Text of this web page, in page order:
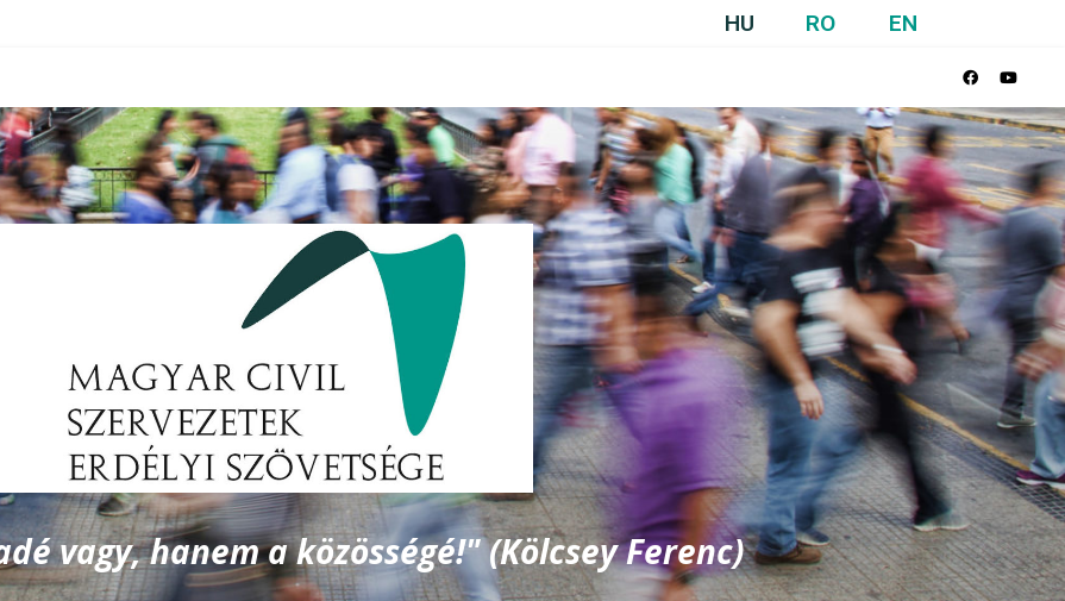
HU RO EN
vagy, hanem a közösségé!" (Kölcsey Ferenc)